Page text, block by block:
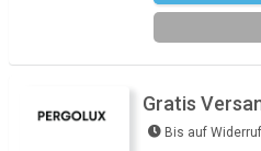
Gratis
Bis auf Widerruf